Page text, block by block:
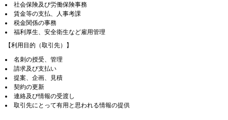
社会保険及び労働保険事務
賃金等の支払、人事考課
税金関係の事務
福利厚生、安全衛生など雇用管理
【利用目的（取引先）】
名刺の授受、管理
請求及び支払い
提案、企画、見積
契約の更新
連絡及び情報の受渡し
取引先にとって有用と思われる情報の提供